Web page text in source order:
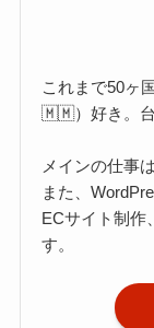
これまで50ヶ
🇲🇲）好き。台
メインの仕事
また、
ECサイト制作
す。